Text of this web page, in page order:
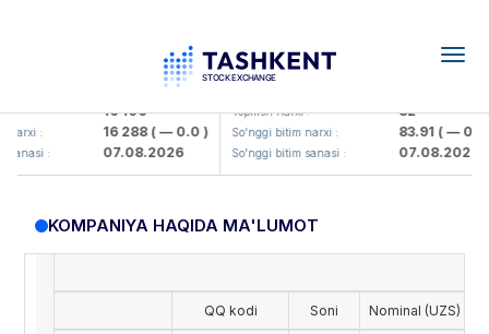
16 100
: 16 288( — 0.0 )
: 07.08.2026
KFSK (<Kafolat sug'urta
Yopilish narxi : 82
So'nggi bitim narxi : 83.91( — 0.0 )
So'nggi bitim sanasi : 07.08.2026
KOMPANIYA HAQIDA MA'LUMOT
QQ kodi Soni Nominal (UZS)